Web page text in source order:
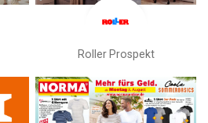
Roller Prospekt